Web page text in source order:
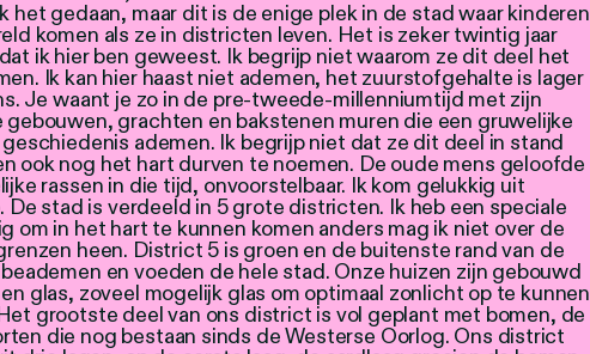
het gedaan, maar dit is de enige plek in de stad waar kinderen
komen als ze in districten leven. Het is zeker twintig jaar
ik hier ben geweest. Ik begrijp niet waarom ze dit deel het
Ik kan hier haast niet ademen, het zuurstofgehalte is lager
Je waant je zo in de pre-tweede-millenniumtijd met zijn
gebouwen, grachten en bakstenen muren die een gruwelijke
ademen. Ik begrijp niet dat ze dit deel in stand
ook nog het hart durven te noemen. De oude mens geloofde
rassen in die tijd, onvoorstelbaar. Ik kom gelukkig uit
De stad is verdeeld in 5 grote districten. Ik heb een speciale
om in het hart te kunnen komen anders mag ik niet over de
heen. District 5 is groen en de buitenste rand van de
en voeden de hele stad. Onze huizen zijn gebouwd
glas, zoveel mogelijk glas om optimaal zonlicht op te kunnen
grootste deel van ons district is vol geplant met bomen, de
die nog bestaan sinds de Westerse Oorlog. Ons district